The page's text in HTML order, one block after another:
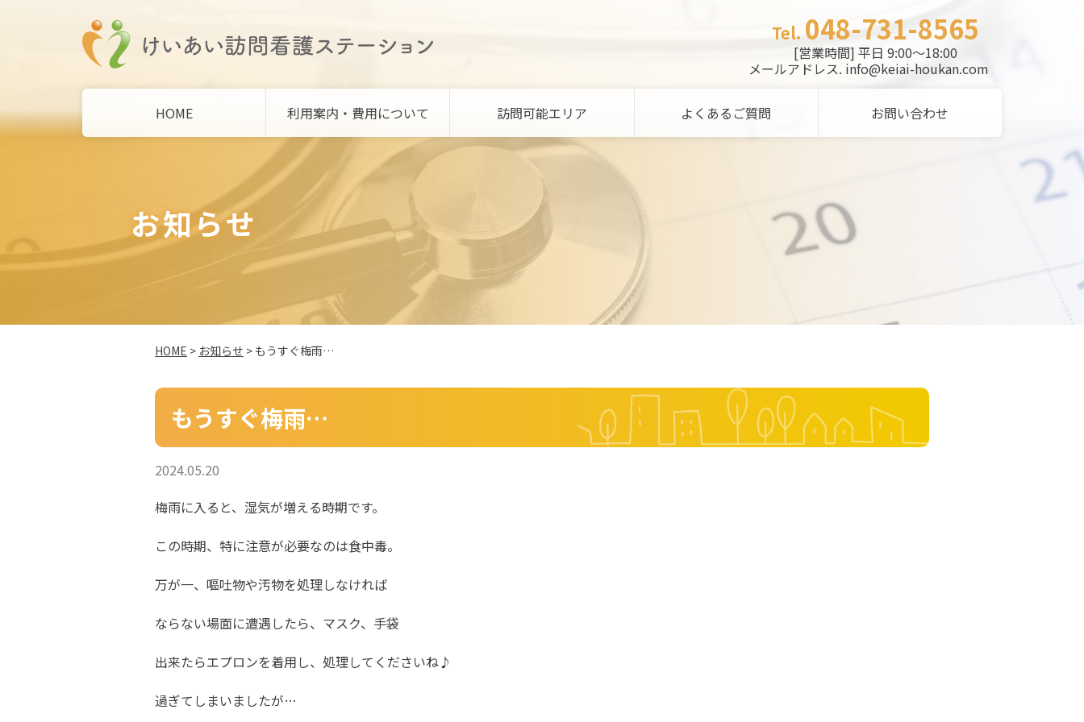
Tel. 048-731-8565
[営業時間] 平日 9:00～18:00
メールアドレス. info@keiai-houkan.com
HOME 利用案内・費用について 訪問可能エリア よくあるご質問 お問い合わせ
お知らせ
HOME > お知らせ > もうすぐ梅雨…
もうすぐ梅雨…
2024.05.20
梅雨に入ると、湿気が増える時期です。
この時期、特に注意が必要なのは食中毒。
万が一、嘔吐物や汚物を処理しなければ
ならない場面に遭遇したら、マスク、手袋
出来たらエプロンを着用し、処理してくださいね♪
過ぎてしまいましたが…